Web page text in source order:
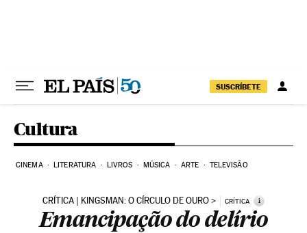
SUSCRÍBETE
Cultura
CINEMA LITERATURA LIVROS MÚSICA ARTE TELEVISÃO
CRÍTICA | KINGSMAN: O CÍRCULO DE OURO CRÍTICA i
Emancipação do delírio